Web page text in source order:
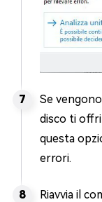
Se
disco ti
questa
errori.
Riavvia il